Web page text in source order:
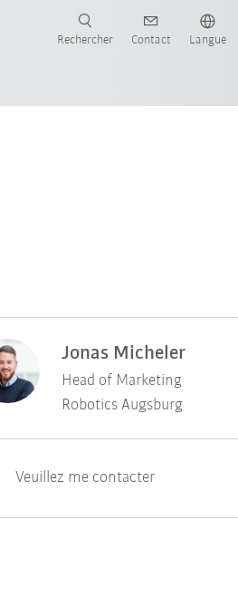
Rechercher Contact Langue
Jonas Micheler
Head of Marketing
Robotics Augsburg
Veuillez me contacter